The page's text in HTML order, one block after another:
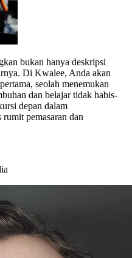
bukan hanya deskripsi
Di Kwalee, Anda akan
seolah menemukan
dan belajar tidak habis-
depan dalam
pemasaran dan